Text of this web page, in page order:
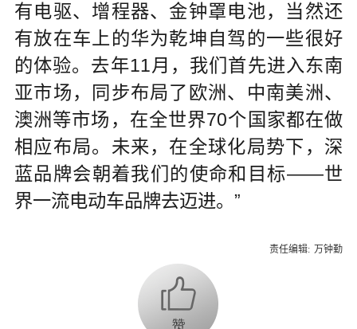
有电驱、增程器、金钟罩电池，当然还
有放在车上的华为乾坤自驾的一些很好
的体验。去年11月，我们首先进入东南
亚市场，同步布局了欧洲、中南美洲、
澳洲等市场，在全世界70个国家都在做
相应布局。未来，在全球化局势下，深
蓝品牌会朝着我们的使命和目标——世
界一流电动车品牌去迈进。”
责任编辑: 万钟勤